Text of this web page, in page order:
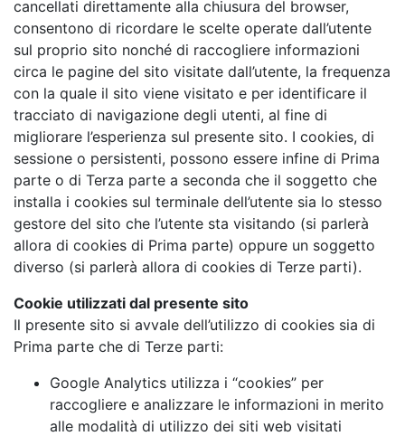
cancellati direttamente alla chiusura del browser,
consentono di ricordare le scelte operate dall’utente
sul proprio sito nonché di raccogliere informazioni
circa le pagine del sito visitate dall’utente, la frequenza
con la quale il sito viene visitato e per identificare il
tracciato di navigazione degli utenti, al fine di
migliorare l’esperienza sul presente sito. I cookies, di
sessione o persistenti, possono essere infine di Prima
parte o di Terza parte a seconda che il soggetto che
installa i cookies sul terminale dell’utente sia lo stesso
gestore del sito che l’utente sta visitando (si parlerà
allora di cookies di Prima parte) oppure un soggetto
diverso (si parlerà allora di cookies di Terze parti).
Cookie utilizzati dal presente sito
Il presente sito si avvale dell’utilizzo di cookies sia di
Prima parte che di Terze parti:
Google Analytics utilizza i “cookies” per
raccogliere e analizzare le informazioni in merito
alle modalità di utilizzo dei siti web visitati